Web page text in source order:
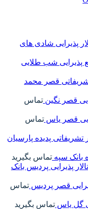
پذیرایی شادی های
پذیرایی شب طلایی
تشریفاتی قصر محمد
قصر نگین تماس
قصر یاس تماس
تشریفاتی پدیده پارسیان
بانک سپه تماس بگیرید
تالار پذیرایی پردیس بانک
قصر پردیس تماس
گل یاس تماس بگیرید